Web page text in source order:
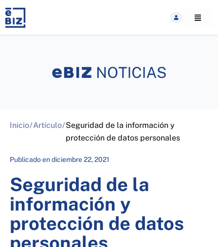
content
Inicio/Artículo/Seguridad de la información y
protección de datos personales
Publicado endiciembre 22, 2021
Seguridad de la
información y
protección de datos